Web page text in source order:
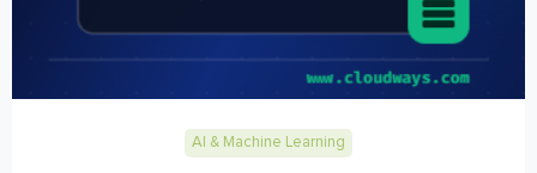
AI & Machine Learning